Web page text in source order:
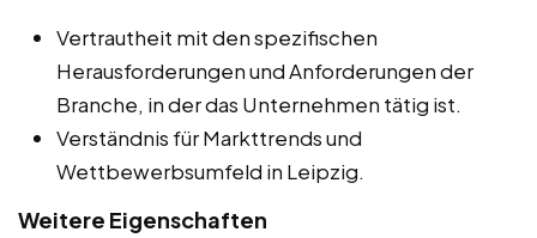
Vertrautheit mit den spezifischen
Herausforderungen und Anforderungen der
Branche, in der das Unternehmen tätig ist.
Verständnis für Markttrends und
Wettbewerbsumfeld in Leipzig.
Weitere Eigenschaften